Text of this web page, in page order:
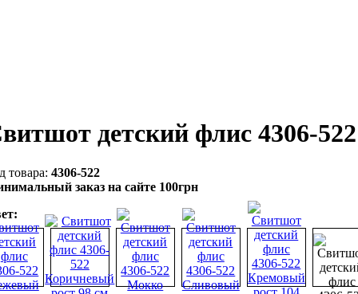
детский флис 4306-
4306-522
заказ на сайте 100грн